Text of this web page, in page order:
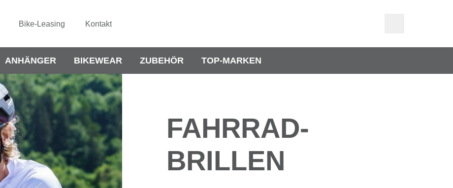
Bike-Leasing Kontakt
ANHÄNGER BIKEWEAR ZUBEHÖR TOP-MARKEN
FAHRRAD-
BRILLEN